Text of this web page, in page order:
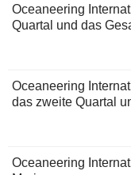
Oceaneering
Quartal und das
Oceaneering
das zweite Quartal
Oceaneering